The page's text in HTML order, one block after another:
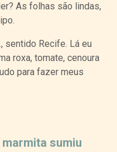
As folhas são lindas,
sentido Recife. Lá eu
roxa, tomate, cenoura
para fazer meus
sumiu